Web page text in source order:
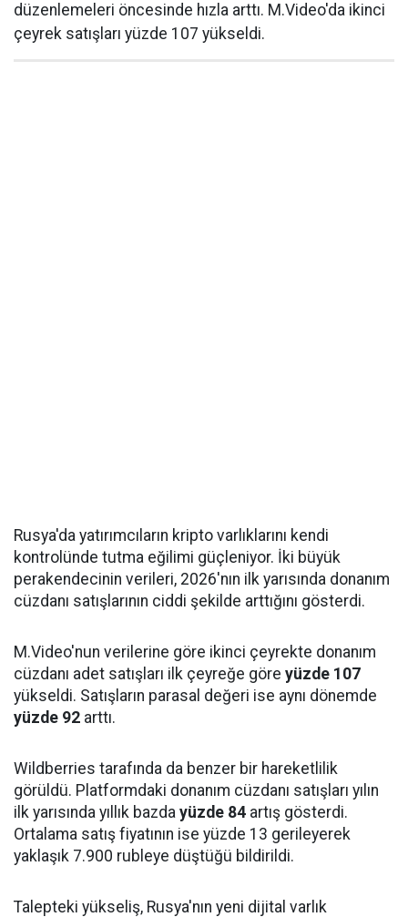
düzenlemeleri öncesinde hızla arttı. M.Video'da ikinci
çeyrek satışları yüzde 107 yükseldi.
Rusya'da yatırımcıların kripto varlıklarını kendi
kontrolünde tutma eğilimi güçleniyor. İki büyük
perakendecinin verileri, 2026'nın ilk yarısında donanım
cüzdanı satışlarının ciddi şekilde arttığını gösterdi.
M.Video'nun verilerine göre ikinci çeyrekte donanım
cüzdanı adet satışları ilk çeyreğe göre yüzde 107
yükseldi. Satışların parasal değeri ise aynı dönemde
yüzde 92 arttı.
Wildberries tarafında da benzer bir hareketlilik
görüldü. Platformdaki donanım cüzdanı satışları yılın
ilk yarısında yıllık bazda yüzde 84 artış gösterdi.
Ortalama satış fiyatının ise yüzde 13 gerileyerek
yaklaşık 7.900 rubleye düştüğü bildirildi.
Talepteki yükseliş, Rusya'nın yeni dijital varlık